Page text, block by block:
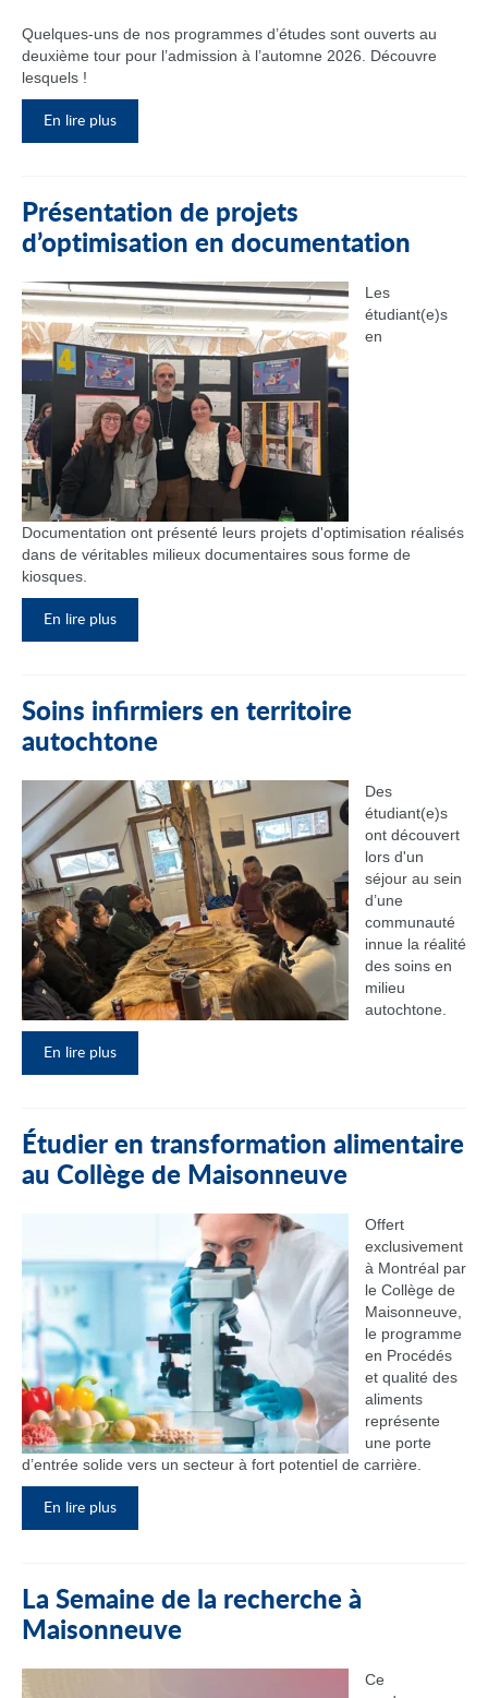
Quelques-uns de nos programmes d’études sont ouverts au
deuxième tour pour l’admission à l’automne 2026. Découvre
lesquels !
En lire plus
Présentation de projets
d’optimisation en documentation
Les
étudiant(e)s
en
Documentation ont présenté leurs projets d'optimisation réalisés
dans de véritables milieux documentaires sous forme de
kiosques.
En lire plus
Soins infirmiers en territoire
autochtone
Des
étudiant(e)s
ont découvert
lors d'un
séjour au sein
d’une
communauté
innue la réalité
des soins en
milieu
autochtone.
En lire plus
Étudier en transformation alimentaire
au Collège de Maisonneuve
Offert
exclusivement
à Montréal par
le Collège de
Maisonneuve,
le programme
en Procédés
et qualité des
aliments
représente
une porte
d’entrée solide vers un secteur à fort potentiel de carrière.
En lire plus
La Semaine de la recherche à
Maisonneuve
Ce